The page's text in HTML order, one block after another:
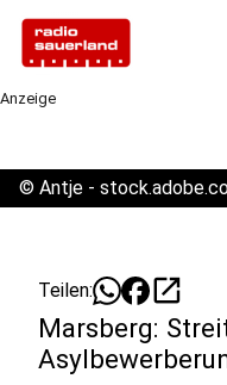
Anzeige
© Antje -
Teilen: open_in_new
Marsberg: